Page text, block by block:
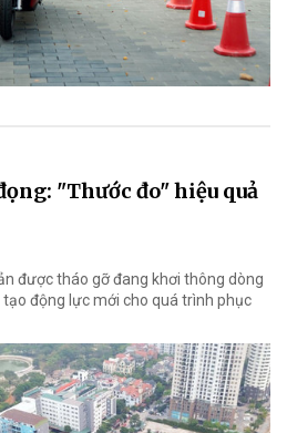
"Thước đo" hiệu quả
được tháo gỡ đang khơi thông dòng
động lực mới cho quá trình phục